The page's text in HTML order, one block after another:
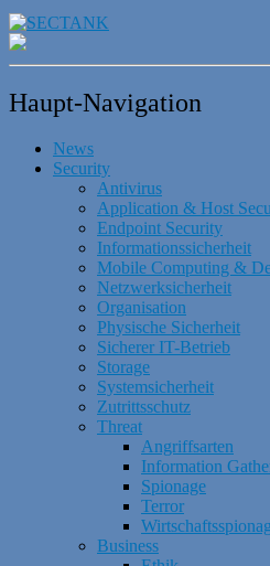
Haupt-Navigation
News
Security
Antivirus
Application & Host
Endpoint Security
Informationssicherheit
Mobile Computing &
Netzwerksicherheit
Organisation
Physische Sicherheit
Sicherer IT-Betrieb
Storage
Systemsicherheit
Zutrittsschutz
Threat
Angriffsarten
Information
Spionage
Terror
Business